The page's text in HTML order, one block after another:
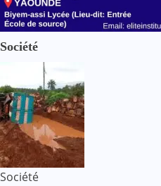
Société
Société